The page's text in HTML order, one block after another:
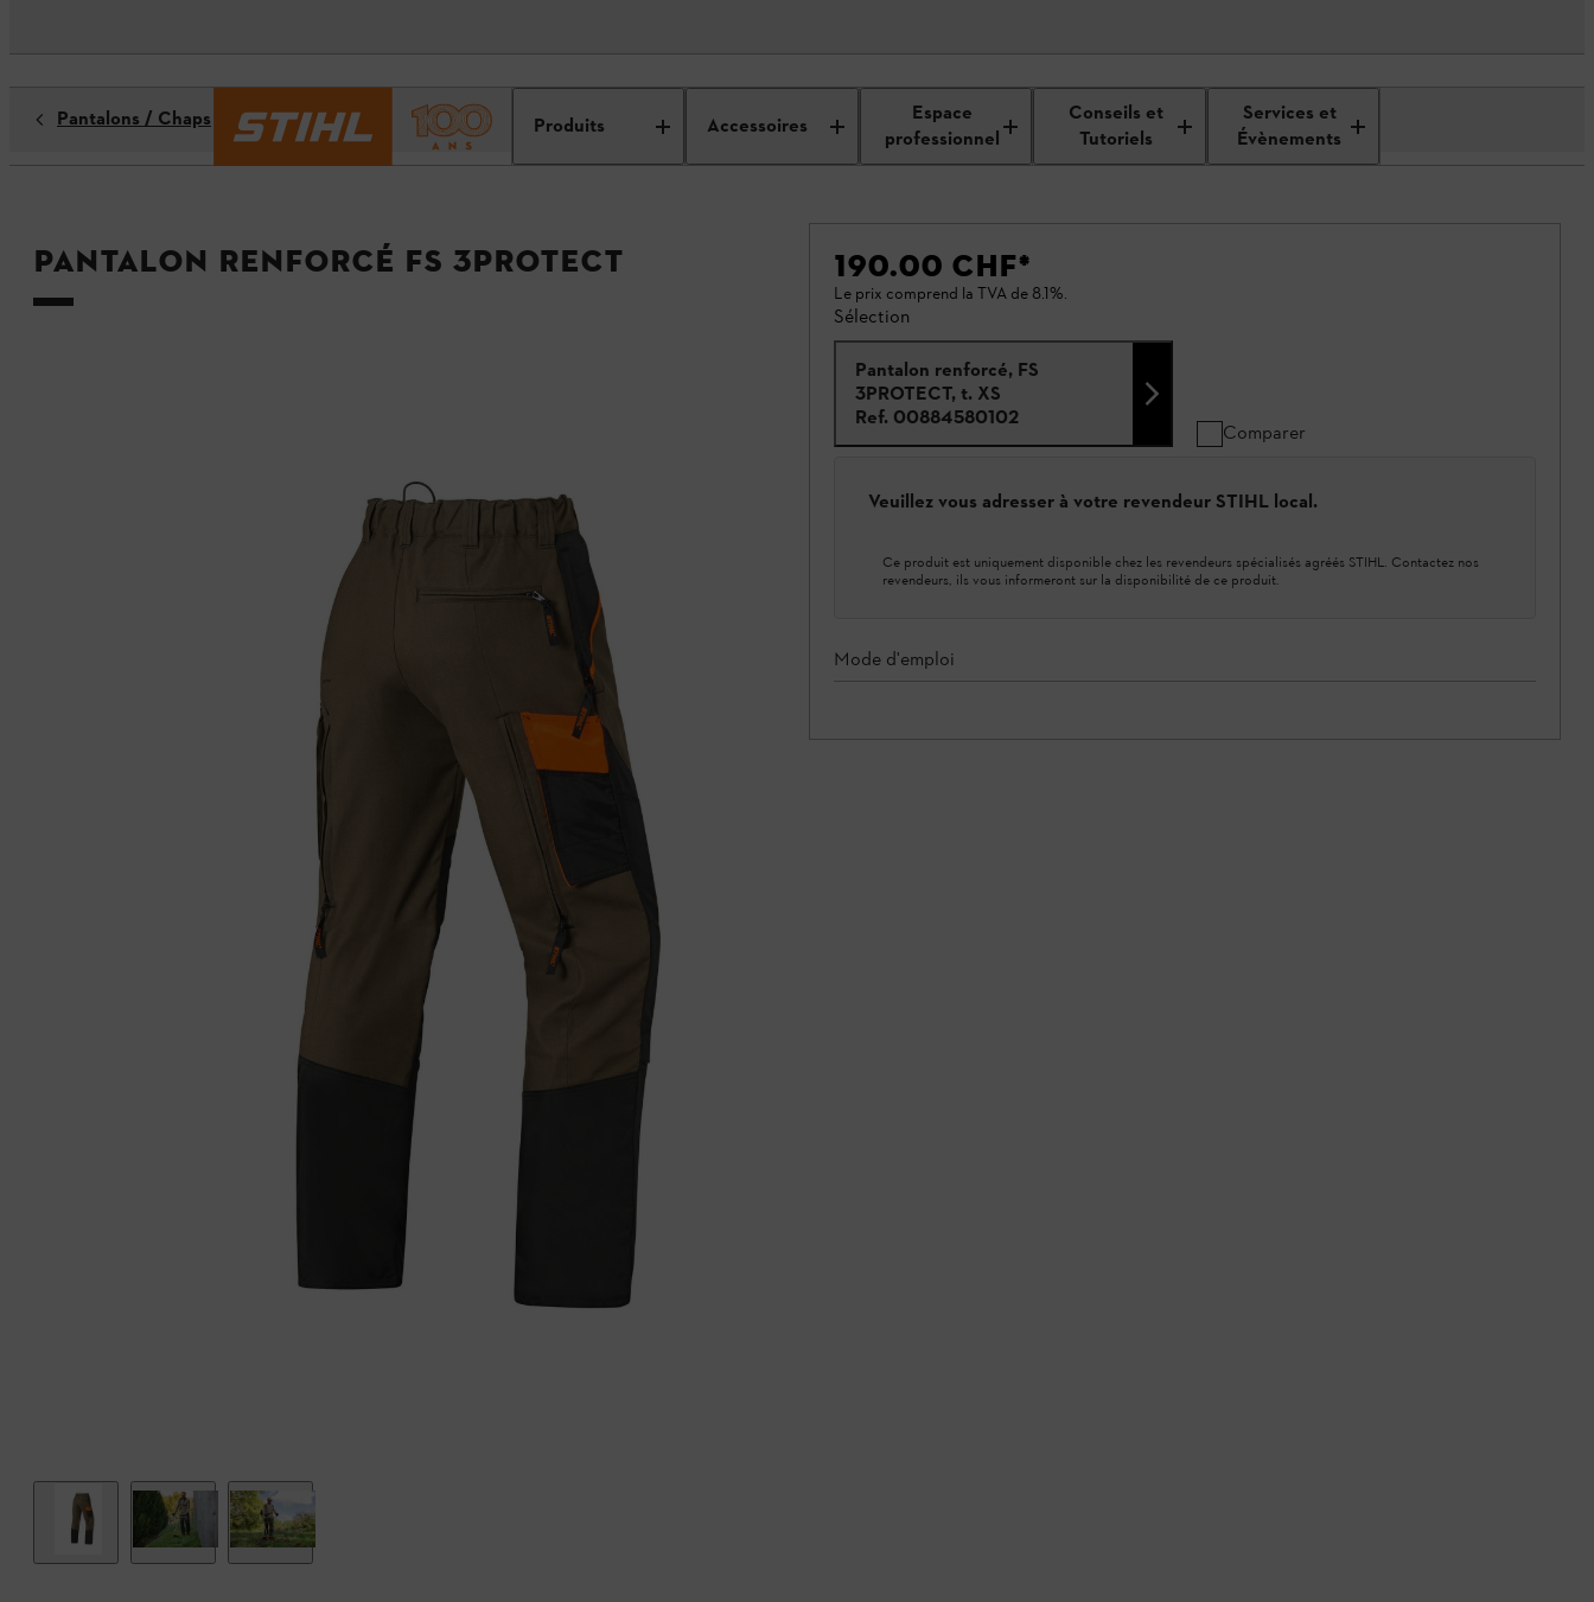
Produits Accessoires
Espace
professionnel
Conseils et
Tutoriels
Services et
Évènements
Pantalons / Chaps
Pantalon renforcé FS 3PROTECT 190.00 CHF*
Le prix comprend la TVA de 8.1%.
Sélection
Pantalon renforcé, FS
3PROTECT, t. XS
Ref. 00884580102
Comparer
Veuillez vous adresser à votre revendeur STIHL local.
Ce produit est uniquement disponible chez les revendeurs spécialisés agréés STIHL. Contactez nos
revendeurs, ils vous informeront sur la disponibilité de ce produit.
Mode d'emploi